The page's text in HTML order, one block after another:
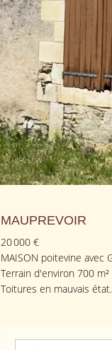
MAUPREVOIR
20 000 €
MAISON poitevine avec
Terrain d'environ 700
Toitures en mauvais état.